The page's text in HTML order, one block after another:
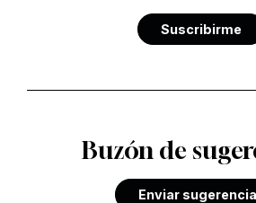
Suscribirme
Buzón de
Enviar